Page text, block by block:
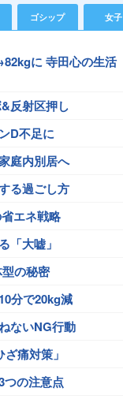
ゴシップ 女子
に 寺田心の生活
反射区押し
D不足に
庭内別居へ
る過ごし方
エネ戦略
「大嘘」
の秘密
分で20kg減
ないNG行動
痛対策」
つの注意点